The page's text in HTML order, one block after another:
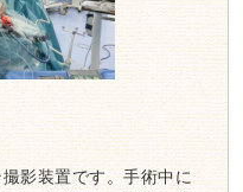
影装置です。手術中に